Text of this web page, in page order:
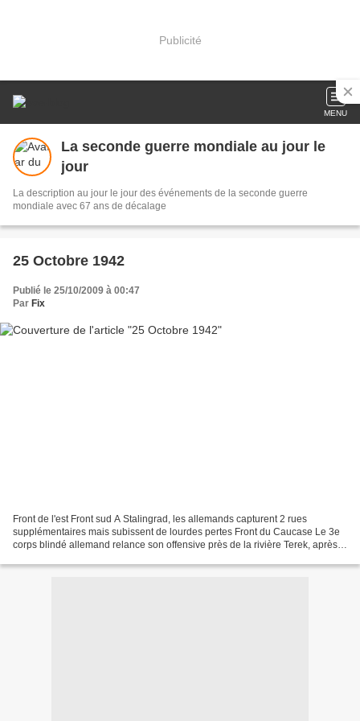
Publicité
MENU
La seconde guerre mondiale au jour le
jour
La description au jour le jour des événements de la seconde guerre
mondiale avec 67 ans de décalage
25 Octobre 1942
Publié le 25/10/2009 à 00:47
Par Fix
Front de l'est Front sud A Stalingrad, les allemands capturent 2 rues
supplémentaires mais subissent de lourdes pertes Front du Caucase Le 3e
corps blindé allemand relance son offensive près de la rivière Terek, après